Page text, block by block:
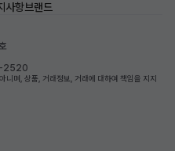
사항브랜드
2520
니며, 상품, 거래정보, 거래에 대하여 책임을 지지